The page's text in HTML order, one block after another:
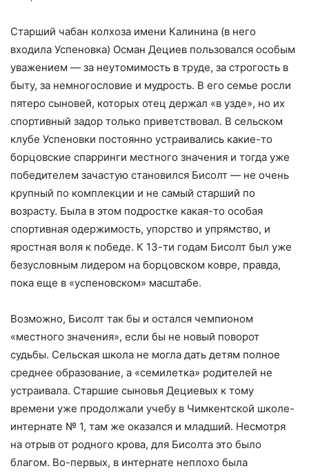
Старший чабан колхоза имени Калинина (в него
входила Успеновка) Осман Дециев пользовался особым
уважением — за неутомимость в труде, за строгость в
быту, за немногословие и мудрость. В его семье росли
пятеро сыновей, которых отец держал «в узде», но их
спортивный задор только приветствовал. В сельском
клубе Успеновки постоянно устраивались какие-то
борцовские спарринги местного значения и тогда уже
победителем зачастую становился Бисолт — не очень
крупный по комплекции и не самый старший по
возрасту. Была в этом подростке какая-то особая
спортивная одержимость, упорство и упрямство, и
яростная воля к победе. К 13-ти годам Бисолт был уже
безусловным лидером на борцовском ковре, правда,
пока еще в «успеновском» масштабе.
Возможно, Бисолт так бы и остался чемпионом
«местного значения», если бы не новый поворот
судьбы. Сельская школа не могла дать детям полное
среднее образование, а «семилетка» родителей не
устраивала. Старшие сыновья Дециевых к тому
времени уже продолжали учебу в Чимкентской школе-
интернате № 1, там же оказался и младший. Несмотря
на отрыв от родного крова, для Бисолта это было
благом. Во-первых, в интернате неплохо была